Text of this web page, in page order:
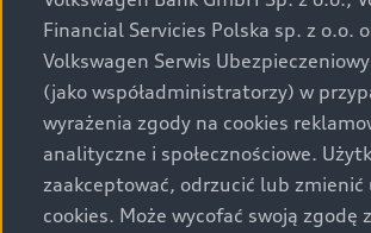
Financial Servicies Polska sp. z o.o.
Volkswagen Serwis
(jako współadministratorzy) w
wyrażenia zgody na cookies
analityczne i społecznościowe.
zaakceptować, odrzucić lub zmienić
cookies. Może wycofać swoją zgodę
za dopłatą. Wiążące ustalenie ceny,
specyfikacji pojazdu następują w umowie
określenie parametrów technicznych
świadectwo homologacji typu pojazdu.
sobie prawo do zmian i pomyłek.
prezentowane na stronie są aktualne na
zamieszczania. W celu uzyskania
informacji prosimy kontaktować się z